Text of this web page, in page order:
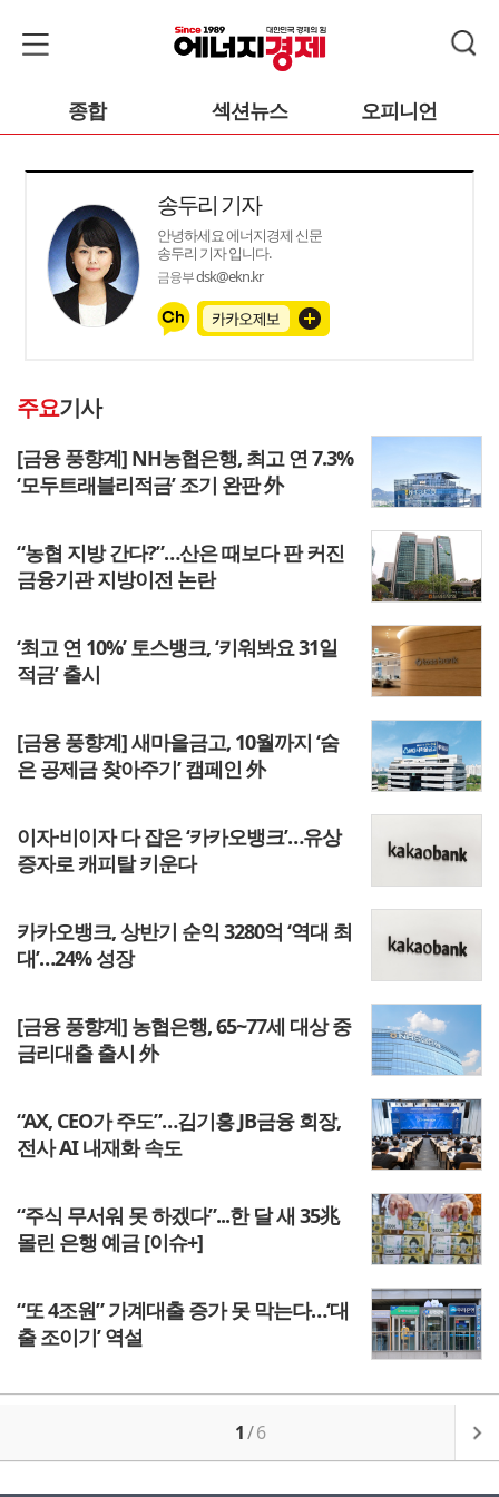
종합 섹션뉴스 오피니언
송두리 기자
안녕하세요 에너지경제 신문
송두리 기자 입니다.
금융부dsk@ekn.kr
주요기사
[금융 풍향계] NH농협은행, 최고 연 7.3%
‘모두트래블리적금’ 조기 완판 外
“농협 지방 간다?”…산은 때보다 판 커진
금융기관 지방이전 논란
‘최고 연 10%’ 토스뱅크, ‘키워봐요 31일
적금’ 출시
[금융 풍향계] 새마을금고, 10월까지 ‘숨
은 공제금 찾아주기’ 캠페인 外
이자·비이자 다 잡은 ‘카카오뱅크’…유상
증자로 캐피탈 키운다
카카오뱅크, 상반기 순익 3280억 ‘역대 최
대’…24% 성장
[금융 풍향계] 농협은행, 65~77세 대상 중
금리대출 출시 外
“AX, CEO가 주도”…김기홍 JB금융 회장,
전사 AI 내재화 속도
“주식 무서워 못 하겠다”...한 달 새 35兆
몰린 은행 예금 [이슈+]
“또 4조원” 가계대출 증가 못 막는다…‘대
출 조이기’ 역설
1/6